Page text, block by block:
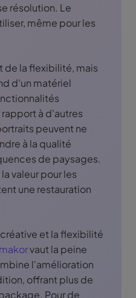
résolution. Le
même pour les
de la flexibilité, mais
d'un matériel
à d'autres
peuvent ne
à la qualité
de paysages.
valeur pour les
une restauration
et la flexibilité
vaut la peine
l'amélioration
offrant plus de
Pour de